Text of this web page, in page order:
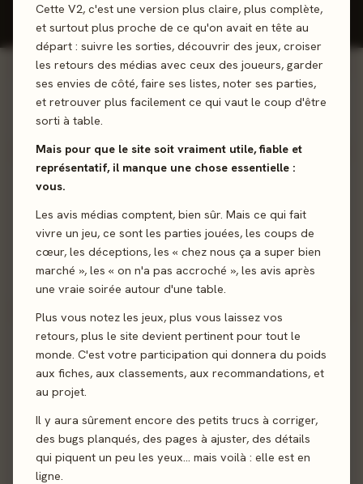
Cette V2, c'est une version plus claire, plus complète,
et surtout plus proche de ce qu'on avait en tête au
départ : suivre les sorties, découvrir des jeux, croiser
les retours des médias avec ceux des joueurs, garder
ses envies de côté, faire ses listes, noter ses parties,
et retrouver plus facilement ce qui vaut le coup d'être
sorti à table.
Mais pour que le site soit vraiment utile, fiable et
représentatif, il manque une chose essentielle :
vous.
Les avis médias comptent, bien sûr. Mais ce qui fait
vivre un jeu, ce sont les parties jouées, les coups de
cœur, les déceptions, les « chez nous ça a super bien
marché », les « on n'a pas accroché », les avis après
une vraie soirée autour d'une table.
Plus vous notez les jeux, plus vous laissez vos
retours, plus le site devient pertinent pour tout le
monde. C'est votre participation qui donnera du poids
aux fiches, aux classements, aux recommandations, et
au projet.
Il y aura sûrement encore des petits trucs à corriger,
des bugs planqués, des pages à ajuster, des détails
qui piquent un peu les yeux… mais voilà : elle est en
ligne.
Statistiques
Ma
collection
Badges &
objectifs
📋
Listes
ACTIVITÉ 30 JOURS0jeux joués0 avis donnés
#78/ 952
Top8%de la communauté.
Classement d'après ton
88%
Tu notescomme la presse
BADGES DÉBLOQUÉS
Fan d'un
illustrateur